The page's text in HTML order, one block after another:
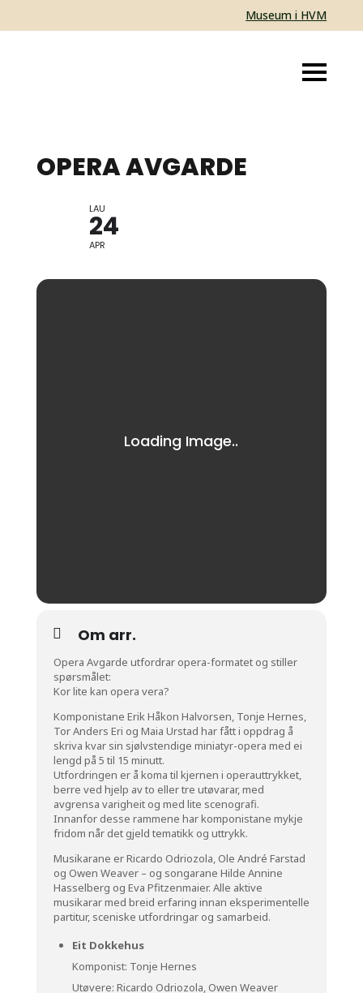
Museum i HVM
OPERA AVGARDE
LAU
24
APR
Om arr.
Opera Avgarde utfordrar opera-formatet og stiller
spørsmålet:
Kor lite kan opera vera?
Komponistane Erik Håkon Halvorsen, Tonje Hernes,
Tor Anders Eri og Maia Urstad har fått i oppdrag å
skriva kvar sin sjølvstendige miniatyr-opera med ei
lengd på 5 til 15 minutt.
Utfordringen er å koma til kjernen i operauttrykket,
berre ved hjelp av to eller tre utøvarar, med
avgrensa varigheit og med lite scenografi.
Innanfor desse rammene har komponistane mykje
fridom når det gjeld tematikk og uttrykk.
Musikarane er Ricardo Odriozola, Ole André Farstad
og Owen Weaver – og songarane Hilde Annine
Hasselberg og Eva Pfitzenmaier. Alle aktive
musikarar med breid erfaring innan eksperimentelle
partitur, sceniske utfordringar og samarbeid.
Eit Dokkehus
Komponist: Tonje Hernes
Utøvere: Ricardo Odriozola, Owen Weaver